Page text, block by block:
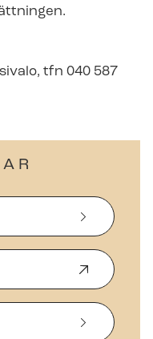
tfn 040 587